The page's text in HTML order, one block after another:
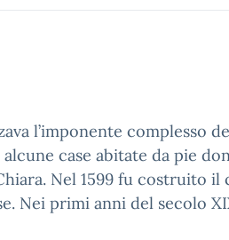
l’imponente complesso
case abitate da pie
Nel 1599 fu costruito il
Nei primi anni del secolo